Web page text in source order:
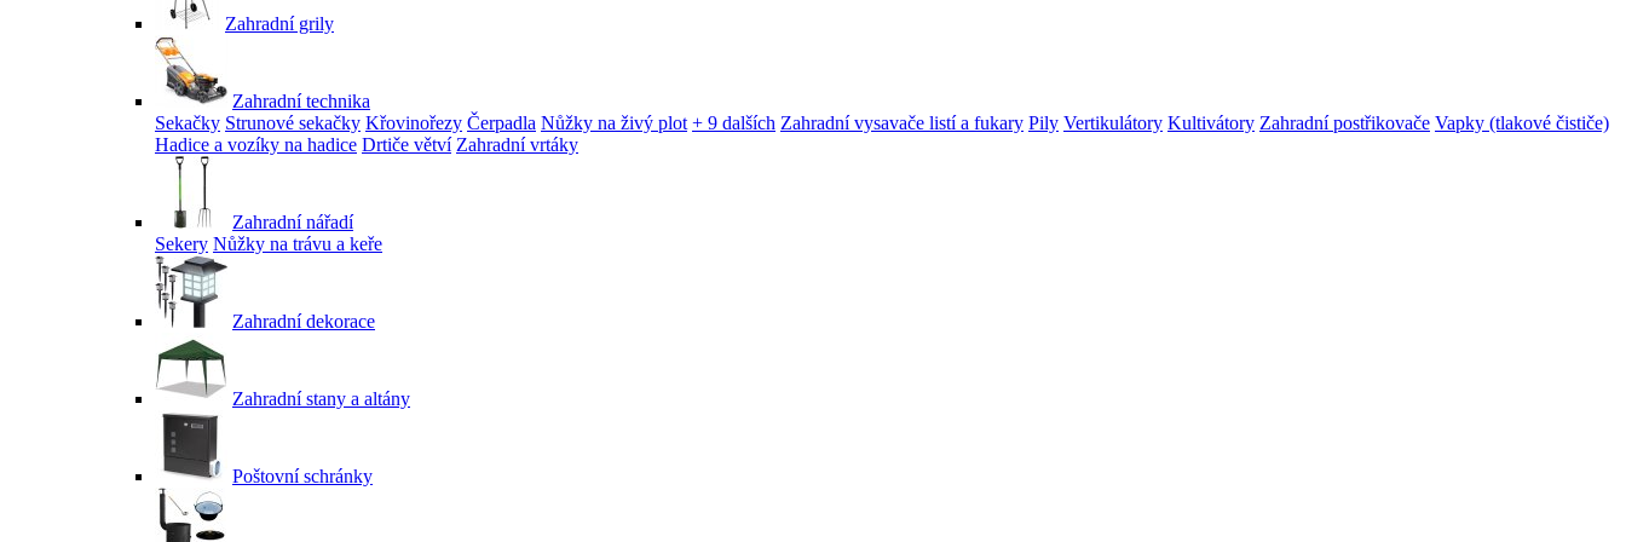
Zahradní grily
Zahradní technika
Sekačky Strunové sekačky Křovinořezy Čerpadla Nůžky na živý plot + 9 dalších Zahradní vysavače listí a fukary Pily Vertikulátory Kultivátory Zahradní postřikovače Vapky (tlakové čističe)
Hadice a vozíky na hadice Drtiče větví Zahradní vrtáky
Zahradní nářadí
Sekery Nůžky na trávu a keře
Zahradní dekorace
Zahradní stany a altány
Poštovní schránky